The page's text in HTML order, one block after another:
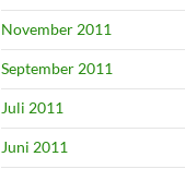
November 2011
September 2011
Juli 2011
Juni 2011